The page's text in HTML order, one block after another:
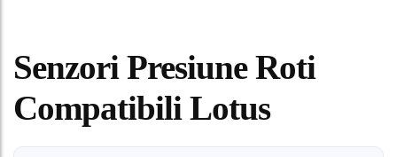
Senzori Presiune Roti
Compatibili Lotus